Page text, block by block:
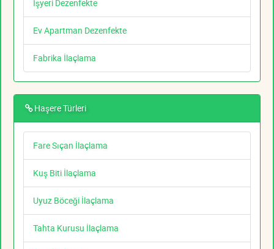
İşyeri Dezenfekte
Ev Apartman Dezenfekte
Fabrika İlaçlama
Haşere Türleri
Fare Sıçan İlaçlama
Kuş Biti İlaçlama
Uyuz Böceği İlaçlama
Tahta Kurusu İlaçlama